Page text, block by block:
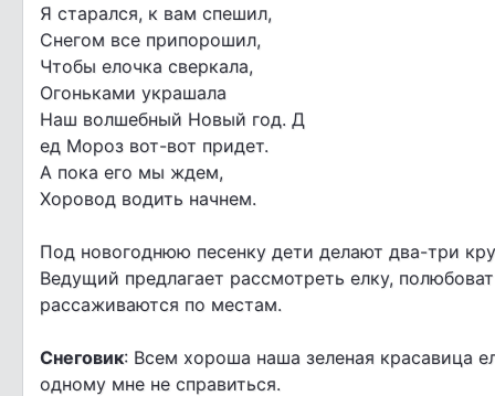
Я старался, к вам спешил,
Снегом все припорошил,
Чтобы елочка сверкала,
Огоньками украшала
Наш волшебный Новый год. Д
ед Мороз вот-вот придет.
А пока его мы ждем,
Хоровод водить начнем.
Под новогоднюю песенку дети делают два-три
Ведущий предлагает рассмотреть елку,
рассаживаются по местам.
Снеговик: Всем хороша наша зеленая красавица
одному мне не справиться.